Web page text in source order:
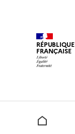
RÉPUBLIQUE
FRANÇAISE
Accueil